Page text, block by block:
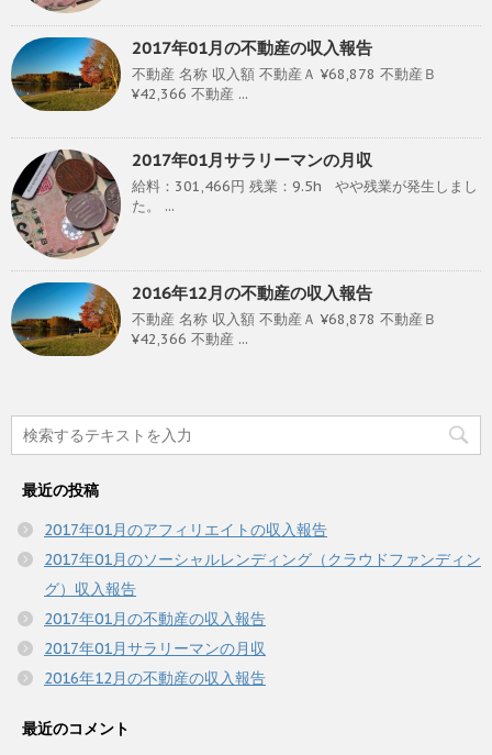
2017年01月の不動産の収入報告
不動産 名称 収入額 不動産Ａ ¥68,878 不動産Ｂ
¥42,366 不動産 ...
2017年01月サラリーマンの月収
給料：301,466円 残業：9.5h やや残業が発生しまし
た。 ...
2016年12月の不動産の収入報告
不動産 名称 収入額 不動産Ａ ¥68,878 不動産Ｂ
¥42,366 不動産 ...
最近の投稿
2017年01月のアフィリエイトの収入報告
2017年01月のソーシャルレンディング（クラウドファンディン
グ）収入報告
2017年01月の不動産の収入報告
2017年01月サラリーマンの月収
2016年12月の不動産の収入報告
最近のコメント